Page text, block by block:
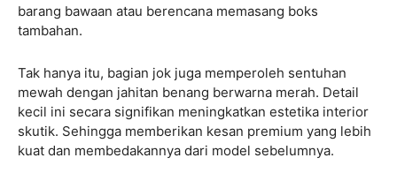
barang bawaan atau berencana memasang boks
tambahan.
Tak hanya itu, bagian jok juga memperoleh sentuhan
mewah dengan jahitan benang berwarna merah. Detail
kecil ini secara signifikan meningkatkan estetika interior
skutik. Sehingga memberikan kesan premium yang lebih
kuat dan membedakannya dari model sebelumnya.